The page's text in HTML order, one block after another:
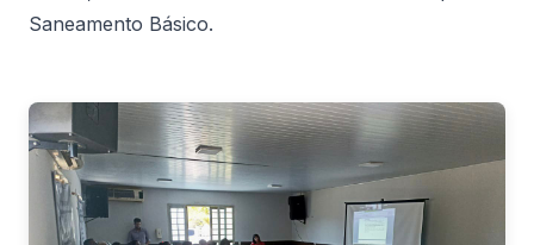
Saneamento Básico.